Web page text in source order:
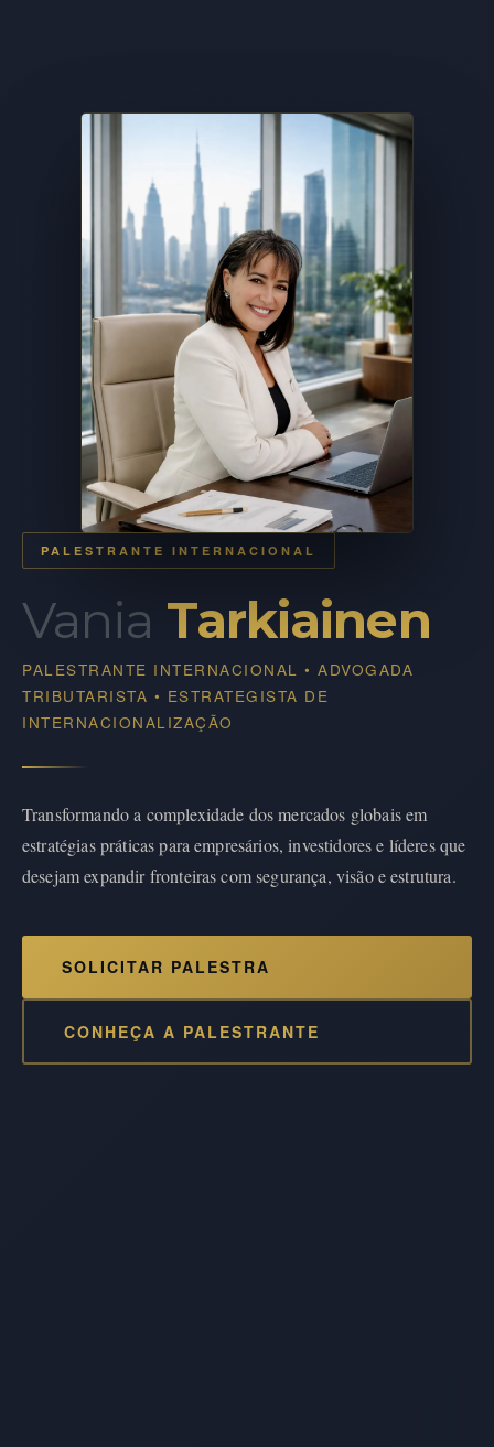
PALESTRANTE INTERNACIONAL
Vania Tarkiainen
PALESTRANTE INTERNACIONAL • ADVOGADA
TRIBUTARISTA • ESTRATEGISTA DE
INTERNACIONALIZAÇÃO
Transformando a complexidade dos mercados globais em
estratégias práticas para empresários, investidores e líderes que
desejam expandir fronteiras com segurança, visão e estrutura.
SOLICITAR PALESTRA
CONHEÇA A PALESTRANTE